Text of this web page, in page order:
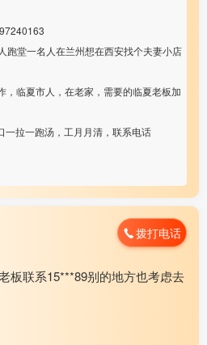
跑堂一名人在兰州想在西安找个夫妻小店
，临夏市人，在老家，需要的临夏老板加
一拉一跑汤，工月月清，联系电话
拨打电话
板联系15***89别的地方也考虑去